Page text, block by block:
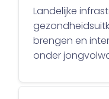
Landelijke
brengen en
onder